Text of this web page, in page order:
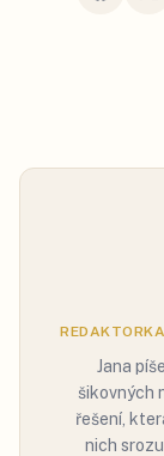
Jana
šikovných
řešení,
nich